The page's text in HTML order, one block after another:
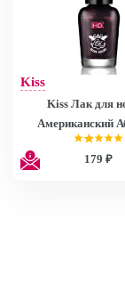
Kiss
Kiss Лак для
Американский
8мл/HD Mini
MNP28
179 ₽